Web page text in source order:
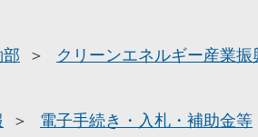
クリーンエネルギー産業振
電子手続き・入札・補助金等